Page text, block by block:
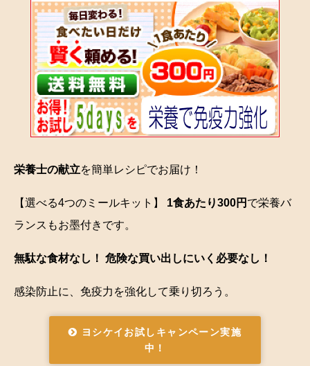
栄養士の献立を簡単レシピでお届け！
【選べる4つのミールキット】 1食あたり300円 で栄養バ
ランスもお墨付きです。
無駄な食材なし！ 危険な買い出しにいく必要なし！
感染防止に、免疫力を強化して乗り切ろう。
ヨシケイお試しキャンペーン実施
中！